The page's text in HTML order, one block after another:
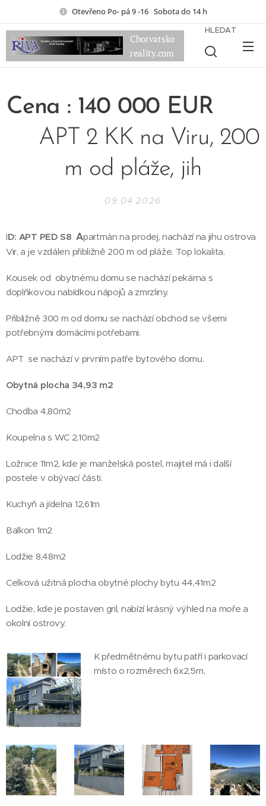
Otevřeno Po- pá 9 -16 Sobota do 14 h
Chorvatsko
reality.com
HLEDAT
Cena : 140 000 EUR
APT 2 KK na Viru, 200
m od pláže, jih
09.04.2026
ID: APT PED S8 Apartmán na prodej, nachází na jihu ostrova
Vir, a je vzdálen přibližně 200 m od pláže. Top lokalita.
Kousek od obytnému domu se nachází pekárna s
doplňkovou nabídkou nápojů a zmrzliny.
Přibližně 300 m od domu se nachází obchod se všemi
potřebnými domácími potřebami.
APT se nachází v prvním patře bytového domu.
Obytná plocha 34,93 m2
Chodba 4,80m2
Koupelna s WC 2,10m2
Ložnice 11m2, kde je manželská postel, majitel má i další
postele v obývací části.
Kuchyň a jídelna 12,61m
Balkon 1m2
Lodžie 8,48m2
Celková užitná plocha obytné plochy bytu 44,41m2
Lodžie, kde je postaven gril, nabízí krásný výhled na moře a
okolní ostrovy.
K předmětnému bytu patří i parkovací
místo o rozměrech 6x2,5m,